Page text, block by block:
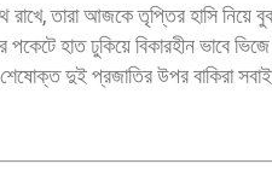
রাখে, তারা আজকে তৃপ্তির হাসি
পকেটে হাত ঢুকিয়ে বিকারহীন ভাবে
দুই প্রজাতির উপর বাকিরা